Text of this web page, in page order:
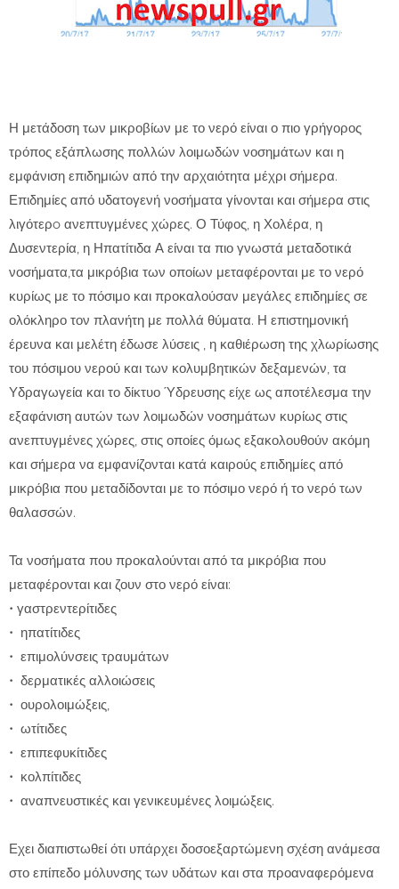
Η μετάδοση των μικροβίων με το νερό είναι ο πιο γρήγορος
τρόπος εξάπλωσης πολλών λοιμωδών νοσημάτων και η
εμφάνιση επιδημιών από την αρχαιότητα μέχρι σήμερα.
Επιδημίες από υδατογενή νοσήματα γίνονται και σήμερα στις
λιγότερo ανεπτυγμένες χώρες. Ο Τύφος, η Χολέρα, η
Δυσεντερία, η Ηπατίτιδα Α είναι τα πιο γνωστά μεταδοτικά
νοσήματα,τα μικρόβια των οποίων μεταφέρονται με το νερό
κυρίως με το πόσιμο και προκαλούσαν μεγάλες επιδημίες σε
ολόκληρο τον πλανήτη με πολλά θύματα. Η επιστημονική
έρευνα και μελέτη έδωσε λύσεις , η καθιέρωση της χλωρίωσης
του πόσιμου νερού και των κολυμβητικών δεξαμενών, τα
Υδραγωγεία και το δίκτυο Ύδρευσης είχε ως αποτέλεσμα την
εξαφάνιση αυτών των λοιμωδών νοσημάτων κυρίως στις
ανεπτυγμένες χώρες, στις οποίες όμως εξακολουθούν ακόμη
και σήμερα να εμφανίζονται κατά καιρούς επιδημίες από
μικρόβια που μεταδίδονται με το πόσιμο νερό ή το νερό των
θαλασσών.
Τα νοσήματα που προκαλούνται από τα μικρόβια που
μεταφέρονται και ζουν στο νερό είναι:
• γαστρεντερίτιδες
• ηπατίτιδες
• επιμολύνσεις τραυμάτων
• δερματικές αλλοιώσεις
• ουρολοιμώξεις,
• ωτίτιδες
• επιπεφυκίτιδες
• κολπίτιδες
• αναπνευστικές και γενικευμένες λοιμώξεις.
Εχει διαπιστωθεί ότι υπάρχει δοσοεξαρτώμενη σχέση ανάμεσα
στο επίπεδο μόλυνσης των υδάτων και στα προαναφερόμενα